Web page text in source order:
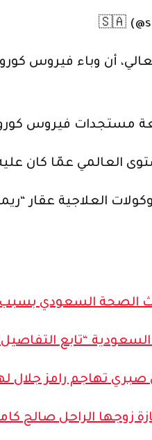
أن وباء فيروس
مستجدات فيروس
العالمي عمّا كان
العلاجية عقار
الصحة السعودي بسبب
“تابع
صبري تهاجم رامز جلال
زوجها الراحل صالح